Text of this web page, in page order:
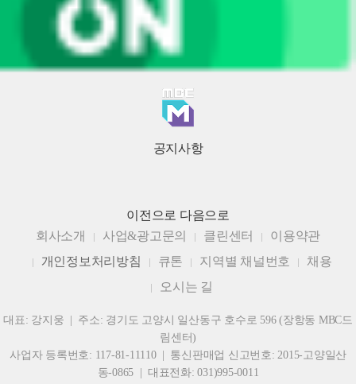
공지사항
이전으로 다음으로
회사소개
사업&광고문의 클린센터
이용약관
개인정보처리방침
큐톤 지역별 채널번호
채용
오시는 길
대표: 강지웅 | 주소: 경기도 고양시 일산동구 호수로 596 (장항동 MBC드
림센터)
사업자 등록번호: 117-81-11110 | 통신판매업 신고번호: 2015-고양일산
동-0865 | 대표전화: 031)995-0011